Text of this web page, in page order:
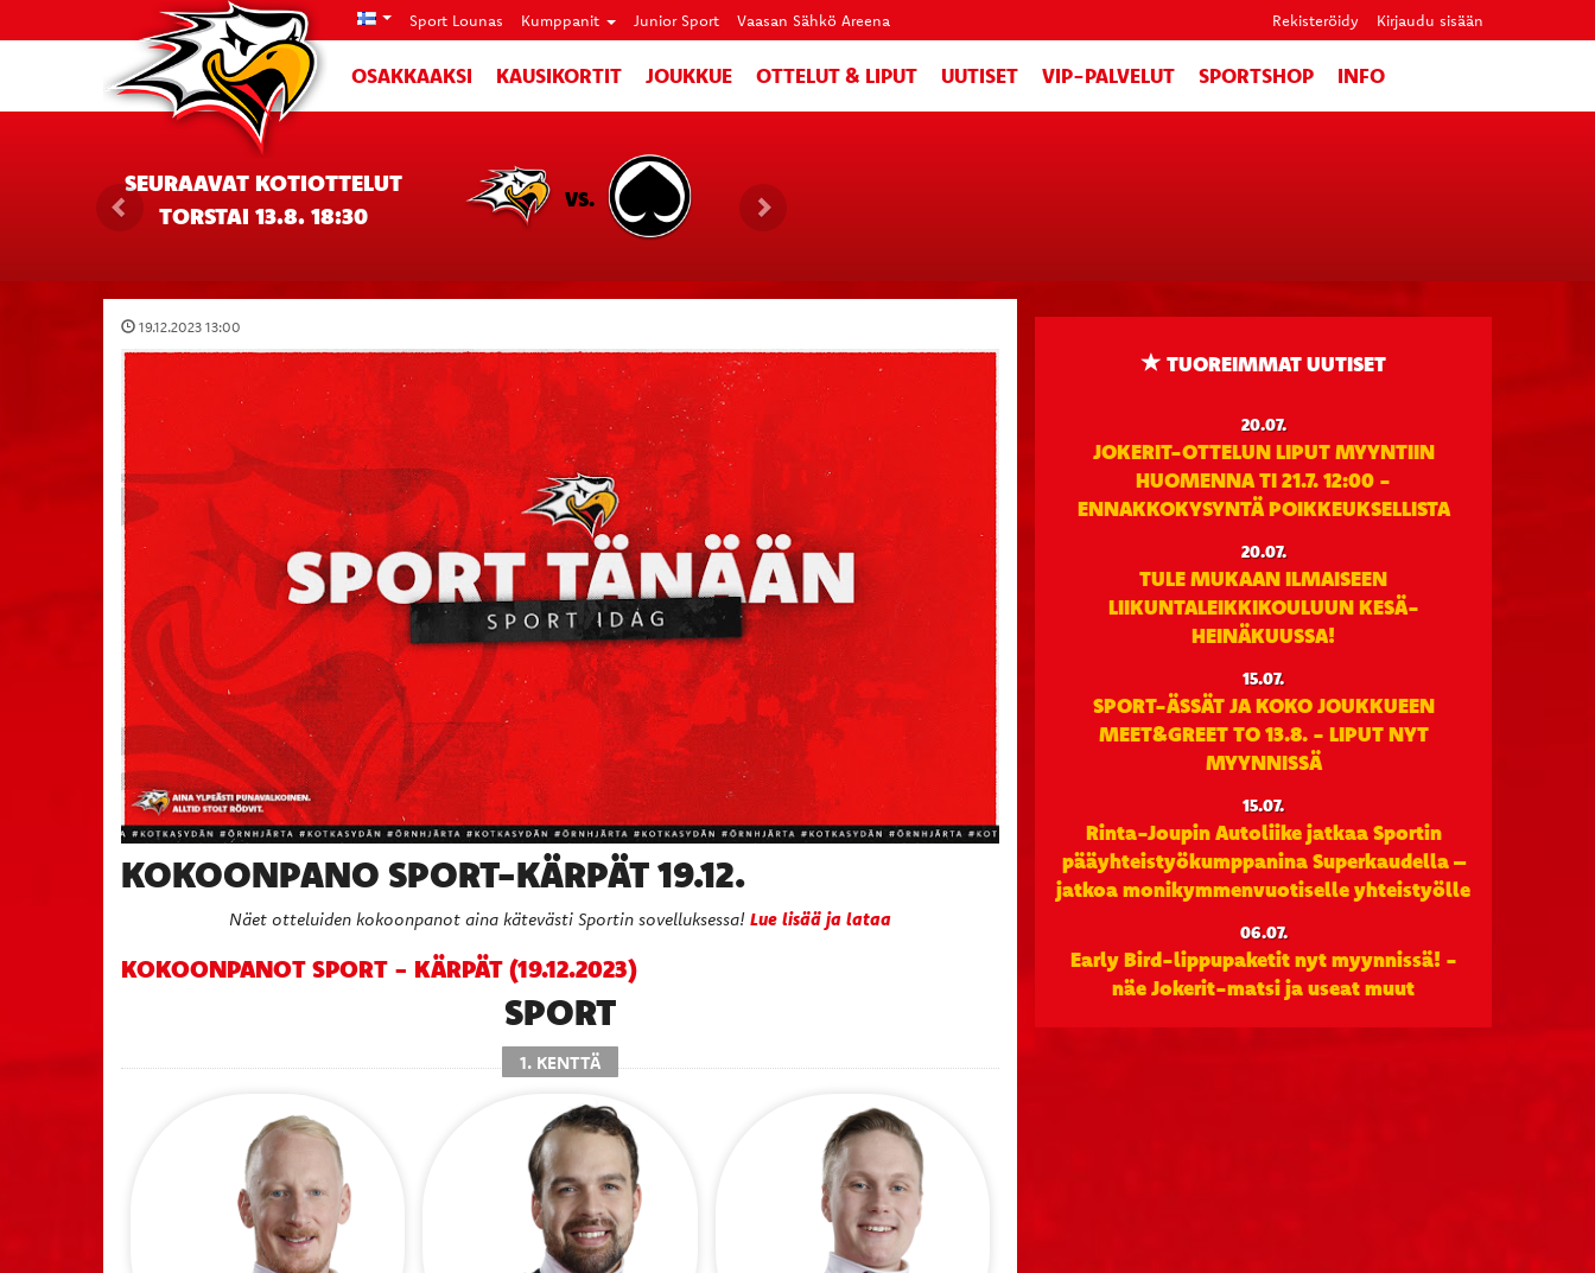
Sport Lounas Kumppanit Junior Sport Vaasan Sähkö Areena Rekisteröidy Kirjaudu sisään
OSAKKAAKSI KAUSIKORTIT JOUKKUE OTTELUT & LIPUT UUTISET VIP-PALVELUT SPORTSHOP INFO
SEURAAVAT KOTIOTTELUT
TORSTAI 13.8. 18:30
VS.
19.12.2023 13:00
KOKOONPANO SPORT-KÄRPÄT 19.12.
Näet otteluiden kokoonpanot aina kätevästi Sportin sovelluksessa! Lue lisää ja lataa
KOKOONPANOT SPORT - KÄRPÄT (19.12.2023)
SPORT
1. KENTTÄ
TUOREIMMAT UUTISET
20.07.
JOKERIT-OTTELUN LIPUT MYYNTIIN
HUOMENNA TI 21.7. 12:00 -
ENNAKKOKYSYNTÄ POIKKEUKSELLISTA
20.07.
TULE MUKAAN ILMAISEEN
LIIKUNTALEIKKIKOULUUN KESÄ-
HEINÄKUUSSA!
15.07.
SPORT-ÄSSÄT JA KOKO JOUKKUEEN
MEET&GREET TO 13.8. - LIPUT NYT
MYYNNISSÄ
15.07.
Rinta-Joupin Autoliike jatkaa Sportin
pääyhteistyökumppanina Superkaudella –
jatkoa monikymmenvuotiselle yhteistyölle
06.07.
Early Bird-lippupaketit nyt myynnissä! -
näe Jokerit-matsi ja useat muut